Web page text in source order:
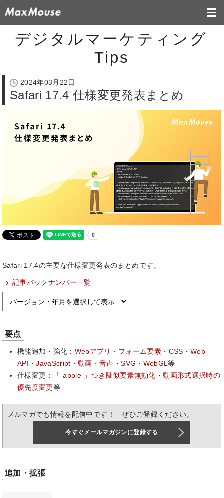
デジタルマーケティング
Tips
2024年03月22日
Safari 17.4 仕様変更発表まとめ
Safari 17.4の主要な仕様変更発表のまとめです。
記事バックナンバー一覧
要点
機能追加・強化： Webアプリ ・ フォーム要素 ・ CSS ・ Web
API
・JavaScript ・動画・音声 ・SVG ・ WebGL等
仕様変更：
「-apple-」つき擬似要素無効化 ・動画形式選択時の
優先度変更等
メルマガでも情報を配信中です！ ぜひご登録ください。
今すぐメールマガジンに登録する
追加・拡張